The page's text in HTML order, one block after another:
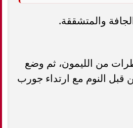
والمتشققة.
من الليمون، ثم وضع
قبل النوم مع ارتداء جورب